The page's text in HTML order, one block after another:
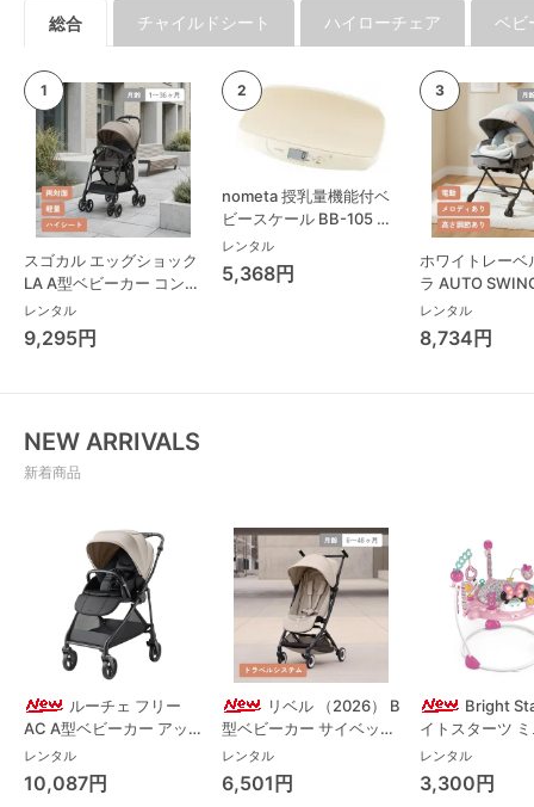
総合 チャイルドシート ハイローチェア ベビ
スゴカル エッグショック
LA A型ベビーカー コンビ
(Combi)
レンタル
9,295円
nometa 授乳量機能付ベ
ビースケール BB-105 タ
ニタ(TANITA) ベビースケ
ール・体重計
レンタル
5,368円
ホワイトレーベ
ラ AUTO
Long スリープ
コンビ(Combi)
チェア・ベビー
レンタル
8,734円
NEW ARRIVALS
新着商品
ルーチェ フリー
AC A型ベビーカー アッ
プリカ(Aprica) A型ベビ
ーカー アップリカ
(Aprica)
レンタル
10,087円
リベル （2026） B
型ベビーカー サイベック
ス(cybex)
レンタル
6,501円
Bright
イトスターツ
ス フォーエバ
レンド ジャン
パルー キッズ
レンタル
3,300円